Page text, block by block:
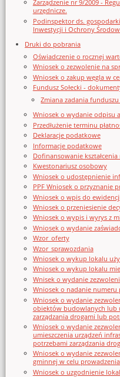
Zarządzenie nr 9/2009 -
urzędnicze.
Podinspektor ds.
Inwestycji i Ochrony
Druki do pobrania
Oświadczenie o rocznej
Wniosek o zezwolenie na
Wniosek o zakup węgla w
Fundusz Sołecki -
Zmiana zadania funduszu
Wniosek o wydanie odpisu
Przedłużenie terminu
Deklaracje podatkowe
Informacje podatkowe
Dofinansowanie
Kwestonariusz osobowy
Wniosek o udostępnienie
PPF Wniosek o przyznanie
Wniosek o wpis do
Wniosek o przeniesienie
Wniosek o wypis i wyrys z
Wniosek o wydanie
Wzor_oferty
Wzor_sprawozdania
Wniosek o wykup lokalu
Wniosek o wykup lokalu
Wnisek o wydanie
Wniosek o nadanie
Wniosek o wydanie
obiektów budowlanych lub
zarządzania drogami lub
Wniosek o wydanie
umieszczenia urządzeń
potrzebami zarządzania
Wniosek o wydanie
gminnej w celu
Wniosek o uzgodnienie